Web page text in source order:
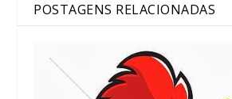
POSTAGENS RELACIONADAS